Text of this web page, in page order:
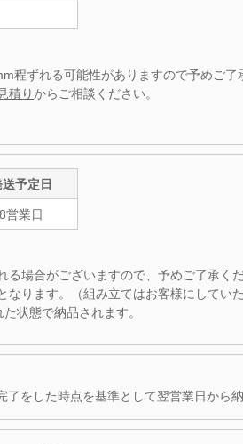
程ずれる可能性がありますので予めご了
積りからご相談ください。
予定日
8営業日
る場合がございますので、予めご了承く
なります。（組み立てはお客様にしてい
状態で納品されます。
了をした時点を基準として翌営業日から